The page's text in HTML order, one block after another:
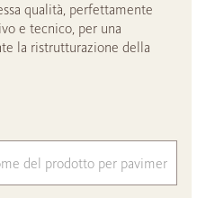
qualità, perfettamente
e tecnico, per una
la ristrutturazione della